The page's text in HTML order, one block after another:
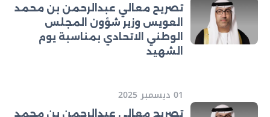
تصريح معالي عبدالرحمن بن محمد
العويس وزير شؤون المجلس
الوطني الاتحادي بمناسبة يوم
الشهيد
01 ديسمبر 2025
تصريح معالي عبدالرحمن بن محمد